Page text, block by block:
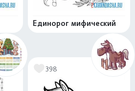
Единорог мифический
398